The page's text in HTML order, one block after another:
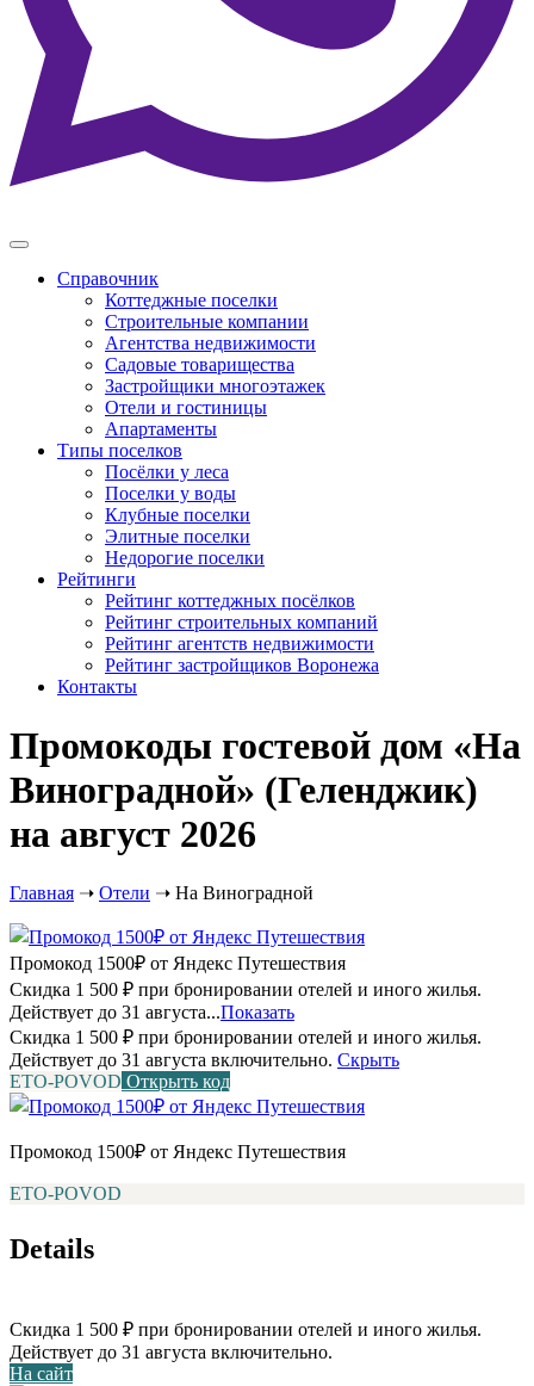
Справочник
Коттеджные поселки
Строительные компании
Агентства недвижимости
Садовые товарищества
Застройщики многоэтажек
Отели и гостиницы
Апартаменты
Типы поселков
Посёлки у леса
Поселки у воды
Клубные поселки
Элитные поселки
Недорогие поселки
Рейтинги
Рейтинг коттеджных посёлков
Рейтинг строительных компаний
Рейтинг агентств недвижимости
Рейтинг застройщиков Воронежа
Контакты
Промокоды гостевой дом «На
Виноградной» (Геленджик)
на август 2026
Главная ➝ Отели ➝ На Виноградной
Промокод 1500₽ от Яндекс Путешествия
Скидка 1 500 ₽ при бронировании отелей и иного жилья.
Действует до 31 августа...Показать
Скидка 1 500 ₽ при бронировании отелей и иного жилья.
Действует до 31 августа включительно. Скрыть
ETO-POVOD Открыть код
Промокод 1500₽ от Яндекс Путешествия
ETO-POVOD
Details
Скидка 1 500 ₽ при бронировании отелей и иного жилья.
Действует до 31 августа включительно.
На сайт